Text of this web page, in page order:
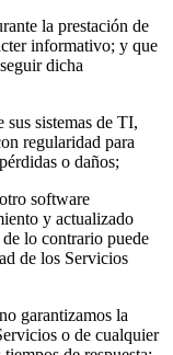
la prestación de
informativo; y que
dicha
sus sistemas de TI,
regularidad para
o daños;
software
y actualizado
lo contrario puede
de los Servicios
garantizamos la
o de cualquier